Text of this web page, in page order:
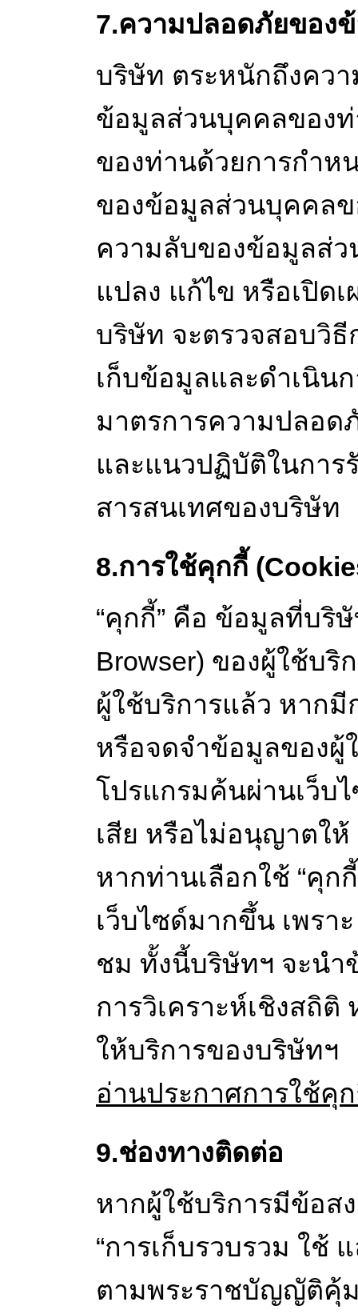
7.ความปลอดภัยของ
บริษัท ตระหนักถึงคว
ข้อมูลส่วนบุคคลของท่
ของท่านด้วยการกำห
ของข้อมูลส่วนบุคคลข
ความลับของข้อมูลส่ว
แปลง แก้ไข หรือเปิด
บริษัท จะตรวจสอบวิ
เก็บข้อมูลและดำเนิน
มาตรการความปลอด
และแนวปฏิบัติในการ
สารสนเทศของบริษัท
8.การใช้คุกกี้
“คุกกี้” คือ ข้อมูลที่บริ
Browser) ของผู้ใช้บ
ผู้ใช้บริการแล้ว หากมี
หรือจดจำข้อมูลของผู้
โปรแกรมค้นผ่านเว็บ
เสีย หรือไม่อนุญาตให้
หากท่านเลือกใช้ “คุก
เว็บไซด์มากขึ้น เพรา
ชม ทั้งนี้บริษัทฯ จะนำ
การวิเคราะห์เชิงสถิ
ให้บริการของบริษัทฯ
อ่านประกาศการใช้คุ
9.ช่องทางติดต่อ
หากผู้ใช้บริการมีข้อส
“การเก็บรวบรวม ใช้
ตามพระราชบัญญัติคุ้